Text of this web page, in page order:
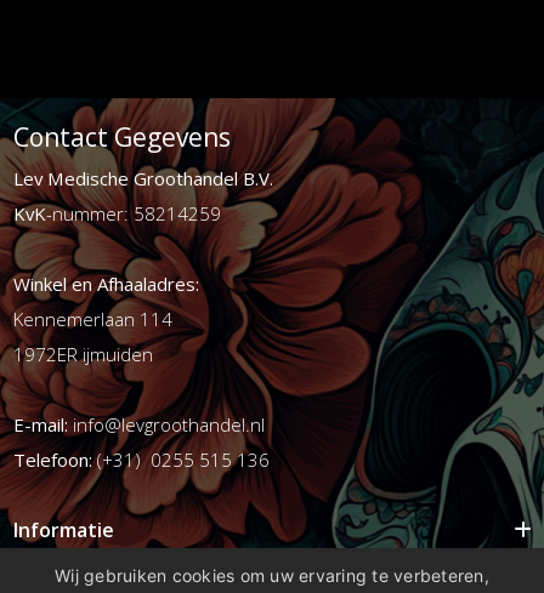
Contact Gegevens
Lev Medische Groothandel B.V.
KvK-nummer: 58214259
Winkel en Afhaaladres:
Kennemerlaan 114
1972ER ijmuiden
E-mail:info@levgroothandel.nl
Telefoon:(+31) 0255 515 136
Informatie
Mijn account
Wij gebruiken cookies om uw ervaring te verbeteren,